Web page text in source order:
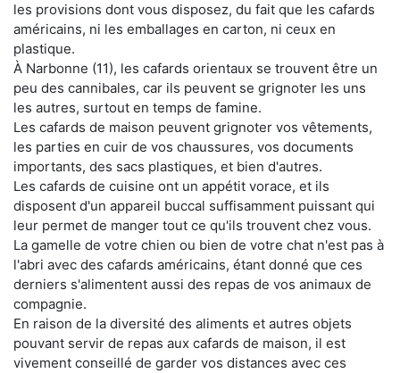
les provisions dont vous disposez, du fait que les cafards
américains, ni les emballages en carton, ni ceux en
plastique.
À Narbonne (11), les cafards orientaux se trouvent être un
peu des cannibales, car ils peuvent se grignoter les uns
les autres, surtout en temps de famine.
Les cafards de maison peuvent grignoter vos vêtements,
les parties en cuir de vos chaussures, vos documents
importants, des sacs plastiques, et bien d'autres.
Les cafards de cuisine ont un appétit vorace, et ils
disposent d'un appareil buccal suffisamment puissant qui
leur permet de manger tout ce qu'ils trouvent chez vous.
La gamelle de votre chien ou bien de votre chat n'est pas à
l'abri avec des cafards américains, étant donné que ces
derniers s'alimentent aussi des repas de vos animaux de
compagnie.
En raison de la diversité des aliments et autres objets
pouvant servir de repas aux cafards de maison, il est
vivement conseillé de garder vos distances avec ces